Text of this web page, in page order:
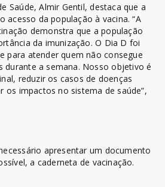
Saúde, Almir Gentil, destaca que a
acesso da população à vacina. “A
demonstra que a população
da imunização. O Dia D foi
para atender quem não consegue
durante a semana. Nosso objetivo é
reduzir os casos de doenças
os impactos no sistema de saúde”,
apresentar um documento
a caderneta de vacinação.